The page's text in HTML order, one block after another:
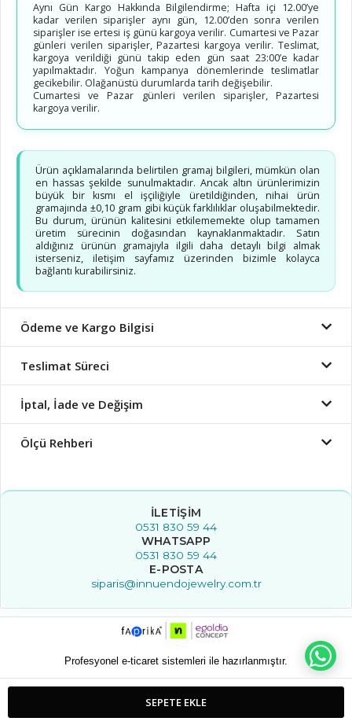
SEPETE EKLE
Aynı Gün Kargo Hakkında Bilgilendirme; Hafta içi 12.00’ye
kadar verilen siparişler aynı gün, 12.00’den sonra verilen
siparişler ise ertesi iş günü kargoya verilir. Cumartesi ve Pazar
günleri verilen siparişler, Pazartesi kargoya verilir. Teslimat,
kargoya verildiği günü takip eden gün saat 23:00’e kadar
yapılmaktadır. Yoğun kampanya dönemlerinde teslimatlar
gecikebilir. Olağanüstü durumlarda tarih değişebilir.
Cumartesi ve Pazar günleri verilen siparişler, Pazartesi
kargoya verilir.
Ürün açıklamalarında belirtilen gramaj bilgileri, mümkün olan
en hassas şekilde sunulmaktadır. Ancak altın ürünlerimizin
büyük bir kısmı el işçiliğiyle üretildiğinden, nihai ürün
gramajında ±0,10 gram gibi küçük farklılıklar oluşabilmektedir.
Bu durum, ürünün kalitesini etkilememekte olup tamamen
üretim sürecinin doğasından kaynaklanmaktadır. Satın
aldığınız ürünün gramajıyla ilgili daha detaylı bilgi almak
isterseniz, iletişim sayfamız üzerinden bizimle kolayca
bağlantı kurabilirsiniz.
Ödeme ve Kargo Bilgisi
Teslimat Süreci
İptal, İade ve Değişim
Ölçü Rehberi
İLETIŞIM
0531 830 59 44
WHATSAPP
0531 830 59 44
E-POSTA
siparis@innuendojewelry.com.tr
Profesyonel e-ticaret sistemleri ile hazırlanmıştır.